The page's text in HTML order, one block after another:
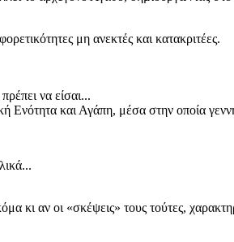
μη ανεκτές και κατακριτέες.
να είσαι...
Ενότητα και Αγάπη, μέσα στην οποία
αν οι «σκέψεις» τους τούτες,